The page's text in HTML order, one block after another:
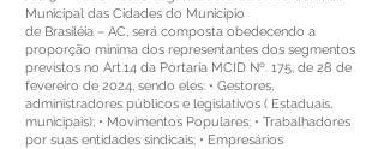
Municipal das Cidades do Município
de Brasiléia – AC, será composta obedecendo a
proporção mínima dos representantes dos segmentos
previstos no Art.14 da Portaria MCID Nº. 175, de 28 de
fevereiro de 2024, sendo eles: • Gestores,
administradores públicos e legislativos ( Estaduais,
municipais); • Movimentos Populares; • Trabalhadores
por suas entidades sindicais; • Empresários